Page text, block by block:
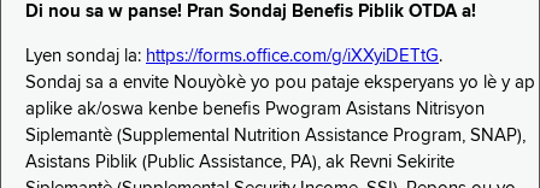
Di nou sa w panse! Pran Sondaj Benefis Piblik OTDA a!
Lyen sondaj la: https://forms.office.com/g/iXXyiDETtG.
Sondaj sa a envite Nouyòkè yo pou pataje eksperyans yo lè y ap
aplike ak/oswa kenbe benefis Pwogram Asistans Nitrisyon
Siplemantè (Supplemental Nutrition Assistance Program, SNAP),
Asistans Piblik (Public Assistance, PA), ak Revni Sekirite